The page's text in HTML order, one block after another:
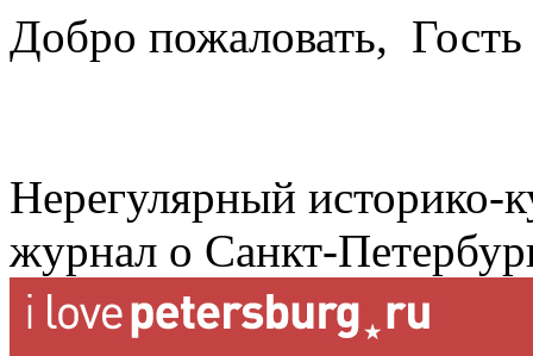
Добро пожаловать, Гость
Нерегулярный историко-
журнал о Санкт-